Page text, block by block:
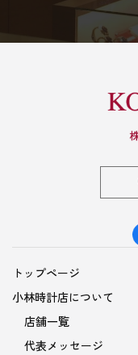
トップページ
小林時計店について
店舗一覧
代表メッセージ